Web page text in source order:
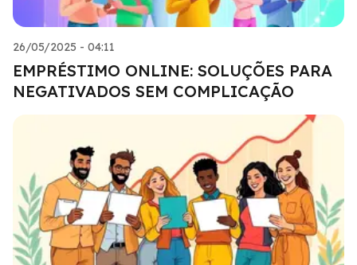
26/05/2025 - 04:11
EMPRÉSTIMO ONLINE: SOLUÇÕES PARA
NEGATIVADOS SEM COMPLICAÇÃO